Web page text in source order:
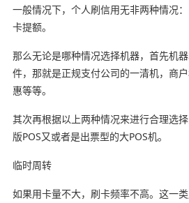
一般情况下，个人刷信用无非两种情况
卡提额。
那么无论是哪种情况选择机器，首先机
件，那就是正规支付公司的一清机，商
惠等等。
其次再根据以上两种情况来进行合理选
版POS又或者是出票型的大POS机。
临时周转
如果用卡量不大，刷卡频率不高。这一